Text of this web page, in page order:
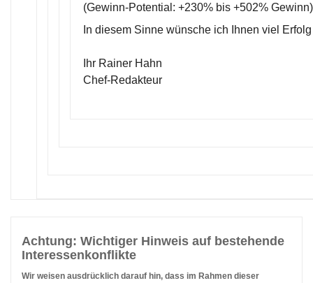
(Gewinn-Potential: +230% bis +502% Gewinn)
In diesem Sinne wünsche ich Ihnen viel
Ihr Rainer Hahn
Chef-Redakteur
Achtung: Wichtiger Hinweis auf bestehende
Interessenkonflikte
Wir weisen ausdrücklich darauf hin, dass im Rahmen dieser